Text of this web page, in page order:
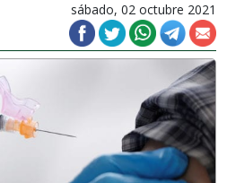
sábado, 02 octubre 2021